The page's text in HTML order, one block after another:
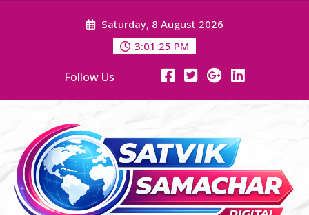
Saturday, 8 August 2026
3:01:26 PM
Follow Us